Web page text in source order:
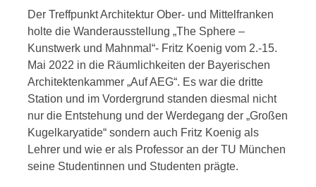
Der Treffpunkt Architektur Ober- und Mittelfranken
holte die Wanderausstellung „The Sphere –
Kunstwerk und Mahnmal“- Fritz Koenig vom 2.-15.
Mai 2022 in die Räumlichkeiten der Bayerischen
Architektenkammer „Auf AEG“. Es war die dritte
Station und im Vordergrund standen diesmal nicht
nur die Entstehung und der Werdegang der „Großen
Kugelkaryatide“ sondern auch Fritz Koenig als
Lehrer und wie er als Professor an der TU München
seine Studentinnen und Studenten prägte.